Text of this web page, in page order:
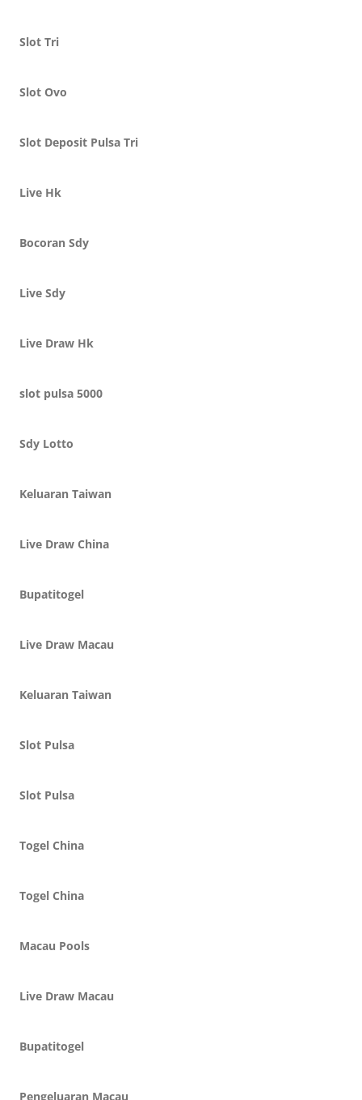
Slot Tri
Slot Ovo
Slot Deposit Pulsa Tri
Live Hk
Bocoran Sdy
Live Sdy
Live Draw Hk
slot pulsa 5000
Sdy Lotto
Keluaran Taiwan
Live Draw China
Bupatitogel
Live Draw Macau
Keluaran Taiwan
Slot Pulsa
Slot Pulsa
Togel China
Togel China
Macau Pools
Live Draw Macau
Bupatitogel
Pengeluaran Macau